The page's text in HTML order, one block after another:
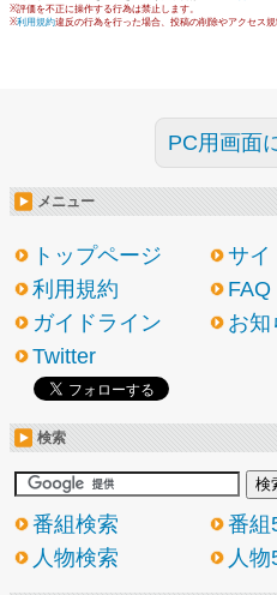
※評価を不正に操作する行為は禁止します。
※利用規約違反の行為を行った場合、投稿の削除やアクセス規
PC用画面
メニュー
トップページ
サイ
利用規約
FAQ
ガイドライン
お知
Twitter
検索
番組検索
番組
人物検索
人物